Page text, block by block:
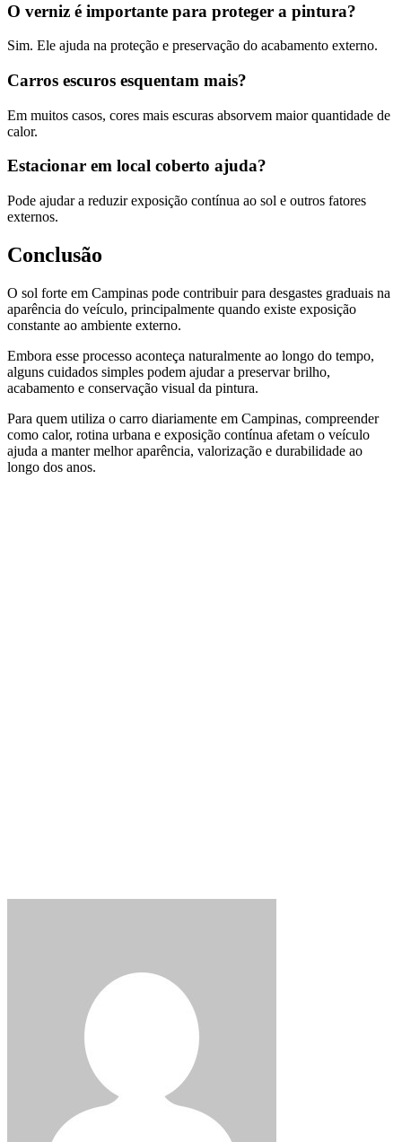
O verniz é importante para proteger a pintura?
Sim. Ele ajuda na proteção e preservação do acabamento externo.
Carros escuros esquentam mais?
Em muitos casos, cores mais escuras absorvem maior quantidade de
calor.
Estacionar em local coberto ajuda?
Pode ajudar a reduzir exposição contínua ao sol e outros fatores
externos.
Conclusão
O sol forte em Campinas pode contribuir para desgastes graduais na
aparência do veículo, principalmente quando existe exposição
constante ao ambiente externo.
Embora esse processo aconteça naturalmente ao longo do tempo,
alguns cuidados simples podem ajudar a preservar brilho,
acabamento e conservação visual da pintura.
Para quem utiliza o carro diariamente em Campinas, compreender
como calor, rotina urbana e exposição contínua afetam o veículo
ajuda a manter melhor aparência, valorização e durabilidade ao
longo dos anos.